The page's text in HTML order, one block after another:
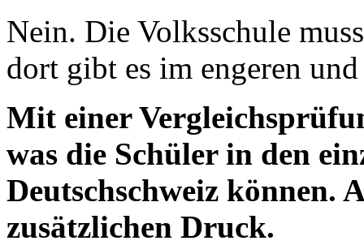
Nein. Die Volksschule
dort gibt es im engeren
Mit einer
was die Schüler in den
Deutschschweiz können.
zusätzlichen Druck.